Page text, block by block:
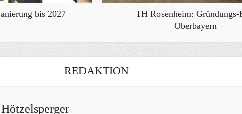
bis 2027
TH Rosenheim: Gründungs-
Oberbayern
REDAKTION